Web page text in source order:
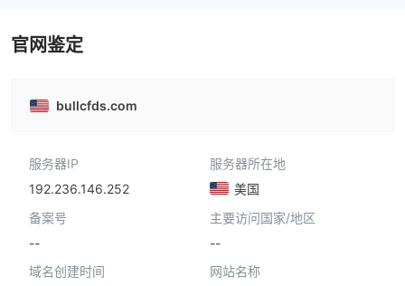
官网鉴定
bullcfds.com
服务器IP
192.236.146.252
服务器所在地
美国
备案号
--
主要访问国家/地区
--
域名创建时间
网站名称